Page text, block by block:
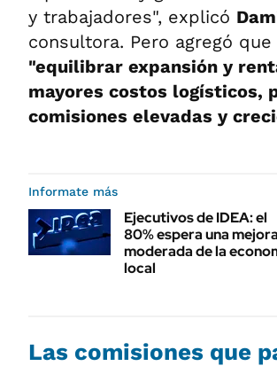
y trabajadores", explicó
consultora. Pero agregó
"equilibrar expansión y
mayores costos logísticos,
comisiones elevadas y
Informate más
Ejecutivos de IDEA: el
80% espera una mejora
moderada de la
local
Las comisiones que